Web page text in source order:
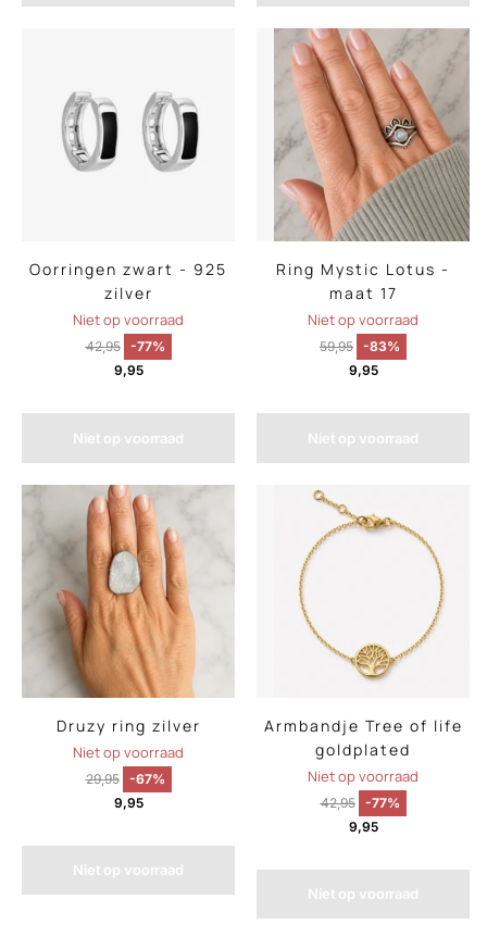
Oorringen zwart - 925
zilver
Niet op voorraad
42,95
-77%
9,95
Niet op voorraad
Ring Mystic Lotus -
maat 17
Niet op voorraad
59,95 -83%
9,95
Niet op voorraad
Druzy ring zilver
Niet op voorraad
29,95
-67%
9,95
Niet op voorraad
Armbandje Tree of life
goldplated
Niet op voorraad
42,95
-77%
9,95
Niet op voorraad